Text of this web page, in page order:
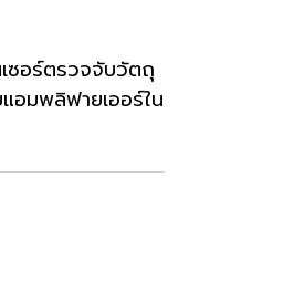
ซอร์ตรวจจับวัตถุ
มพลิฟายเออร์ใน